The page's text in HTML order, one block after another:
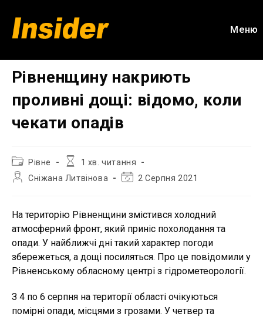
вмісту
Меню
Рівненщину накриють
проливні дощі: відомо, коли
чекати опадів
Категорія
запису:
Рівне
Час
1 хв. читання
АвторСніжана Литвінова
Остання2 Серпня 2021
На територію Рівненщини змістився холодний
атмосферний фронт, який приніс похолодання та
опади. У найближчі дні такий характер погоди
збережеться, а дощі посиляться. Про це повідомили у
Рівненському обласному центрі з гідрометеорології.
З 4 по 6 серпня на території області очікуються
помірні опади, місцями з грозами. У четвер та